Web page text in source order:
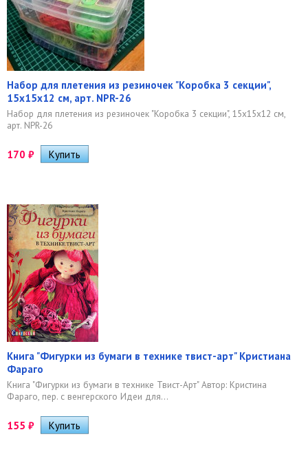
Набор для плетения из резиночек "Коробка 3 секции",
15х15х12 см, арт. NPR-26
Набор для плетения из резиночек "Коробка 3 секции", 15х15х12 см,
арт. NPR-26
170 ₽
Книга "Фигурки из бумаги в технике твист-арт" Кристиана
Фараго
Книга "Фигурки из бумаги в технике Твист-Арт" Автор: Кристина
Фараго, пер. с венгерского Идеи для...
155 ₽